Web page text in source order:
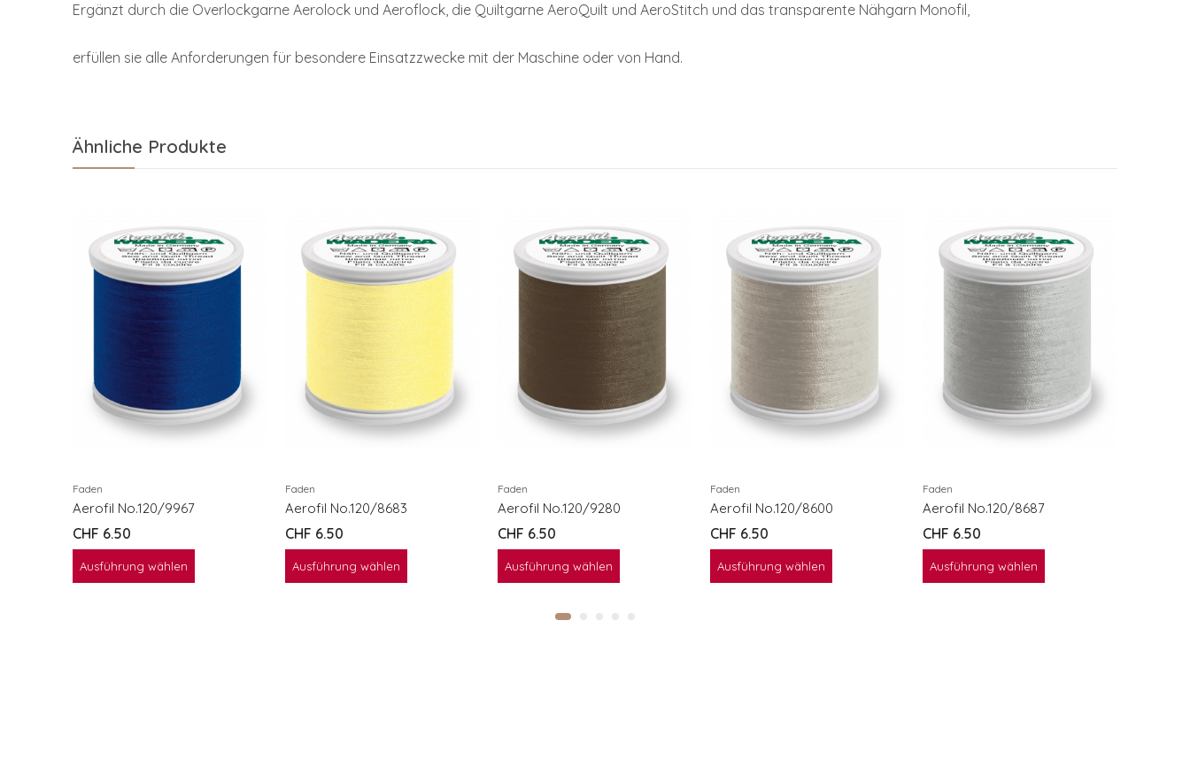
Ergänzt durch die Overlockgarne Aerolock und Aeroflock, die Quiltgarne AeroQuilt und AeroStitch und das transparente Nähgarn Monofil,
erfüllen sie alle Anforderungen für besondere Einsatzzwecke mit der Maschine oder von Hand.
Ähnliche Produkte
Faden
Aerofil No.120/9967
CHF 6.50
Ausführung wählen
Faden
Aerofil No.120/8683
CHF 6.50
Ausführung wählen
Faden
Aerofil No.120/9280
CHF 6.50
Ausführung wählen
Faden
Aerofil No.120/8600
CHF 6.50
Ausführung wählen
Faden
Aerofil No.120/8687
CHF 6.50
Ausführung wählen